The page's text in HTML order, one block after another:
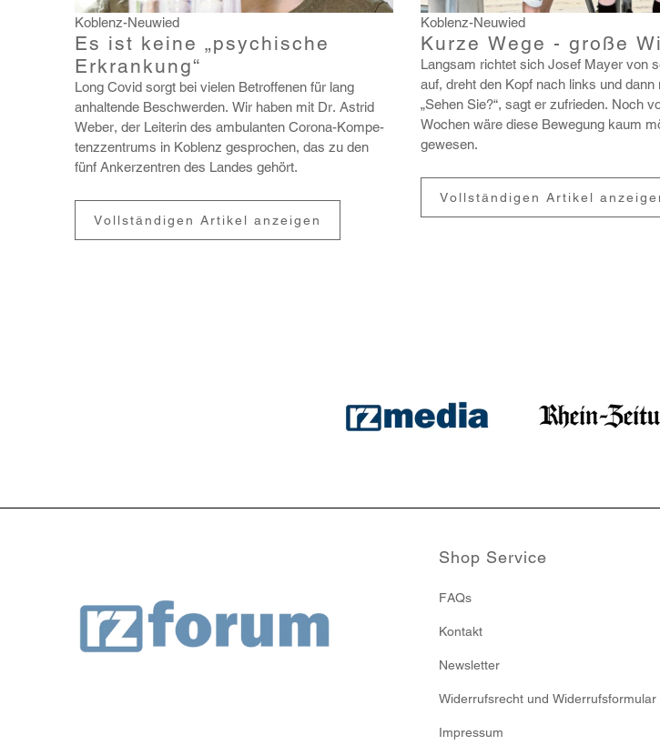
Koblenz-Neuwied
Es ist keine „psychische
Erkrankung“
Long Covid sorgt bei vielen Betrof­fenen für lang
anhal­tende Beschwerden. Wir haben mit Dr. Astrid
Weber, der Leiterin des ambu­lanten Corona-Kompe­
tenz­zen­trums in Koblenz gespro­chen, das zu den
fünf Anker­zen­tren des Landes gehört.
Vollständigen Artikel anzeigen
Koblenz-Neuwied
Kurze Wege - große
Langsam richtet sich Josef Mayer von
auf, dreht den Kopf nach links und dann
„Sehen Sie?“, sagt er zufrieden. Noch
Wochen wäre diese Bewe­gung kaum
gewesen.
Vollständigen Artikel
Shop Service
FAQs
Kontakt
Newsletter
Widerrufsrecht und Widerrufsformular
Impressum